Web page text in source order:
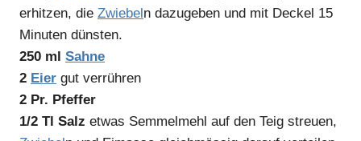
erhitzen, die Zwiebeln dazugeben und mit Deckel 15
Minuten dünsten.
250 ml Sahne
2 Eier gut verrühren
2 Pr. Pfeffer
1/2 Tl Salz etwas Semmelmehl auf den Teig streuen,